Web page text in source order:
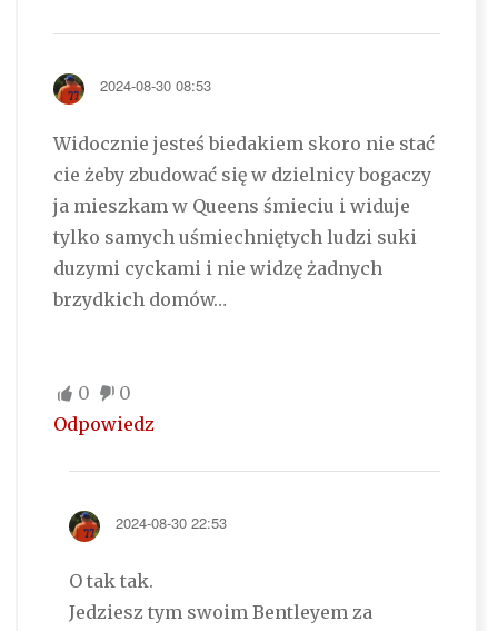
2024-08-30 08:53
Widocznie jesteś biedakiem skoro nie stać
cie żeby zbudować się w dzielnicy bogaczy
ja mieszkam w Queens śmieciu i widuje
tylko samych uśmiechniętych ludzi suki
duzymi cyckami i nie widzę żadnych
brzydkich domów…
0
0
Odpowiedz
2024-08-30 22:53
O tak tak.
Jedziesz tym swoim Bentleyem za